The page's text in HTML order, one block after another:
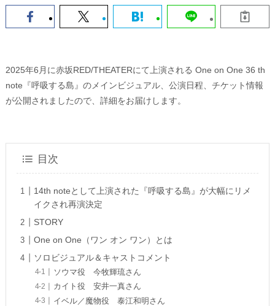
2025年6月に赤坂RED/THEATERにて上演される One on One 36 th
note『呼吸する島』のメインビジュアル、公演日程、チケット情報
が公開されましたので、詳細をお届けします。
目次
14th noteとして上演された『呼吸する島』が大幅にリメ
イクされ再演決定
STORY
One on One（ワン オン ワン）とは
ソロビジュアル＆キャストコメント
ソウマ役 今牧輝琉さん
カイト役 安井一真さん
イベル／魔物役 泰江和明さん